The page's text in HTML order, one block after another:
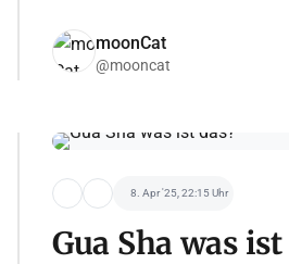
moonCat
@mooncat
8. Apr '25, 22:15 Uhr
Gua Sha was ist